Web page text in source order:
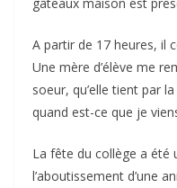
A partir de 17 heures, il
Une mère d’élève me
soeur, qu’elle tient par
quand est-ce que je
La fête du collège a
l’aboutissement d’une